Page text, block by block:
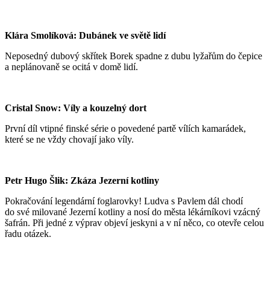
Klára Smolíková: Dubánek ve světě lidí
Neposedný dubový skřítek Borek spadne z dubu lyžařům do čepice
a neplánovaně se ocitá v domě lidí.
Cristal Snow: Víly a kouzelný dort
První díl vtipné finské série o povedené partě vílích kamarádek,
které se ne vždy chovají jako víly.
Petr Hugo Šlik: Zkáza Jezerní kotliny
Pokračování legendární foglarovky! Ludva s Pavlem dál chodí
do své milované Jezerní kotliny a nosí do města lékárníkovi vzácný
šafrán. Při jedné z výprav objeví jeskyni a v ní něco, co otevře celou
řadu otázek.